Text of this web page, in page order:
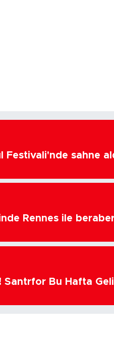
sahne
Rennes ile
Santrfor Bu Hafta